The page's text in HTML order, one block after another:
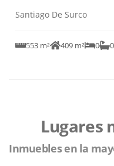
Santiago De Surco
553 m² 409 m² 0 0
Lugares
Inmuebles en la